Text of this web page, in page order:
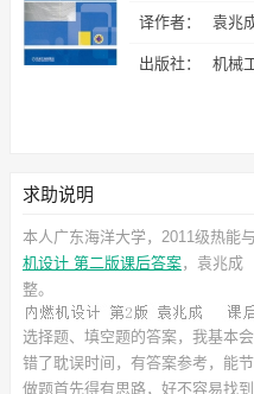
译作者： 袁兆
出版社： 机械
求助说明
本人广东海洋大学，2011级热能
机设计 第二版课后答案，袁兆成
整。
选择题、填空题的答案，我基本
错了耽误时间，有答案参考，能节
做题首先得有思路，好不容易找